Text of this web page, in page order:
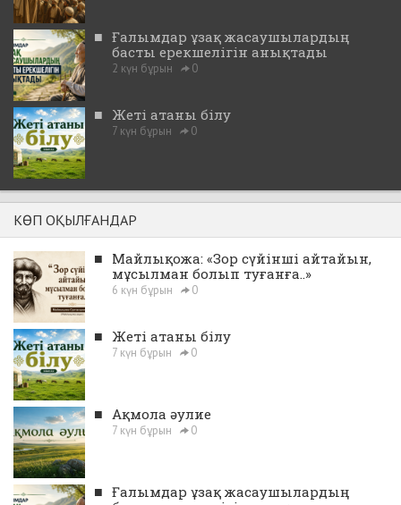
■ Ғалымдар ұзақ жасаушылардың
басты ерекшелігін анықтады
2 күн бұрын 0
■ Жеті атаны білу
7 күн бұрын 0
КӨП ОҚЫЛҒАНДАР
■ Майлықожа: «Зор сүйінші айтайын,
мұсылман болып туғанға..»
6 күн бұрын 0
■ Жеті атаны білу
7 күн бұрын 0
■ Ақмола әулие
7 күн бұрын 0
■ Ғалымдар ұзақ жасаушылардың